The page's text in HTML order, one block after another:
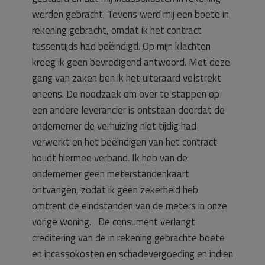
werden gebracht. Tevens werd mij een boete in
rekening gebracht, omdat ik het contract
tussentijds had beëindigd. Op mijn klachten
kreeg ik geen bevredigend antwoord. Met deze
gang van zaken ben ik het uiteraard volstrekt
oneens. De noodzaak om over te stappen op
een andere leverancier is ontstaan doordat de
ondernemer de verhuizing niet tijdig had
verwerkt en het beëindigen van het contract
houdt hiermee verband. Ik heb van de
ondernemer geen meterstandenkaart
ontvangen, zodat ik geen zekerheid heb
omtrent de eindstanden van de meters in onze
vorige woning. De consument verlangt
creditering van de in rekening gebrachte boete
en incassokosten en schadevergoeding en indien